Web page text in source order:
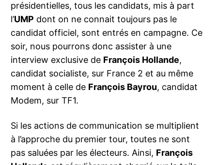
présidentielles, tous les candidats, mis à part
l’UMP dont on ne connait toujours pas le
candidat officiel, sont entrés en campagne. Ce
soir, nous pourrons donc assister à une
interview exclusive de François Hollande,
candidat socialiste, sur France 2 et au même
moment à celle de François Bayrou, candidat
Modem, sur TF1.
Si les actions de communication se multiplient
à l’approche du premier tour, toutes ne sont
pas saluées par les électeurs. Ainsi, François